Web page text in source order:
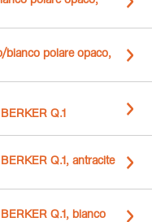
bianco polare opaco,
Q.1
Q.1, antracite
Q.1, bianco